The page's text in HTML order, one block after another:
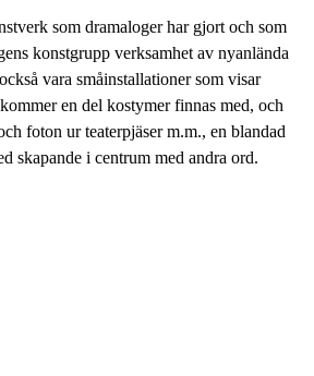
som dramaloger har gjort och som
verksamhet av nyanlända
vara småinstallationer som visar
en del kostymer finnas med, och
foton ur teaterpjäser m.m., en blandad
skapande i centrum med andra ord.